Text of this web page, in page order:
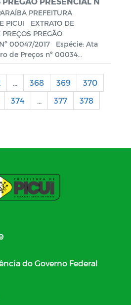
PREFEITURA
PICUI EXTRATO DE
PREÇOS PREGÃO
Nº 00047/2017 Espécie: Ata
de Preços nº 00034...
368 369
370
374 377
378
do Governo Federal